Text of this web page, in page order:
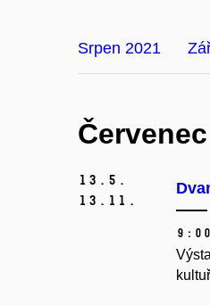
Srpen 2021
13. 5.
13. 11.